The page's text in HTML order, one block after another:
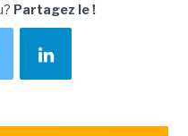
Partagez le !